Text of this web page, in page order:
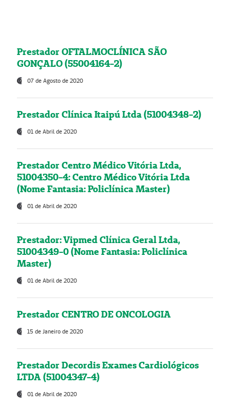
Prestador OFTALMOCLÍNICA SÃO
GONÇALO (55004164-2)
07 de Agosto de 2020
Prestador Clínica Itaipú Ltda (51004348-2)
01 de Abril de 2020
Prestador Centro Médico Vitória Ltda,
51004350-4: Centro Médico Vitória Ltda
(Nome Fantasia: Policlínica Master)
01 de Abril de 2020
Prestador: Vipmed Clínica Geral Ltda,
51004349-0 (Nome Fantasia: Policlínica
Master)
01 de Abril de 2020
Prestador CENTRO DE ONCOLOGIA
15 de Janeiro de 2020
Prestador Decordis Exames Cardiológicos
LTDA (51004347-4)
01 de Abril de 2020